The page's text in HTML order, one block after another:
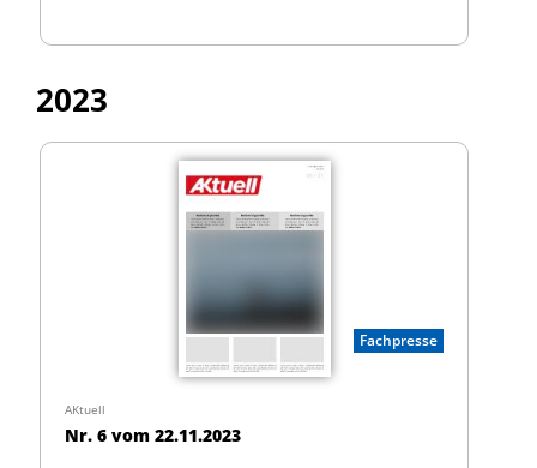
2023
Fachpresse
AKtuell
Nr. 6 vom 22.11.2023